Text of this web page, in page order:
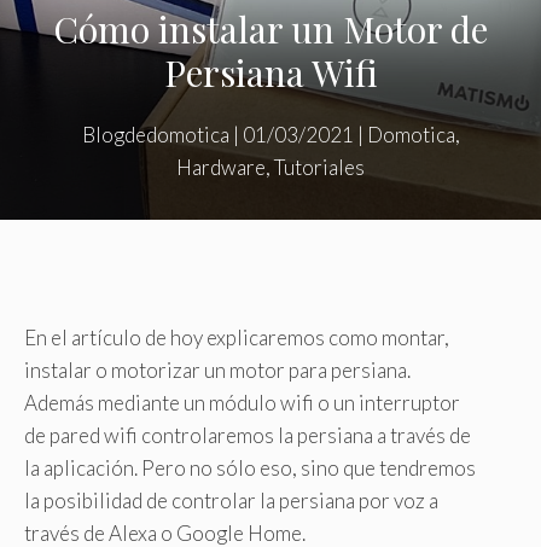
Cómo instalar un Motor de
Persiana Wifi
Blogdedomotica | 01/03/2021 | Domotica,
Hardware,Tutoriales
En el artículo de hoy explicaremos como montar,
instalar o motorizar un motor para persiana.
Además mediante un módulo wifi o un interruptor
de pared wifi controlaremos la persiana a través de
la aplicación. Pero no sólo eso, sino que tendremos
la posibilidad de controlar la persiana por voz a
través de Alexa o Google Home.